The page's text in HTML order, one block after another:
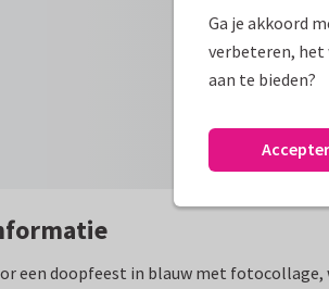
een doopfeest in blauw met fotocollage,
Ga je akkoord
verbeteren, het
aan te bieden?